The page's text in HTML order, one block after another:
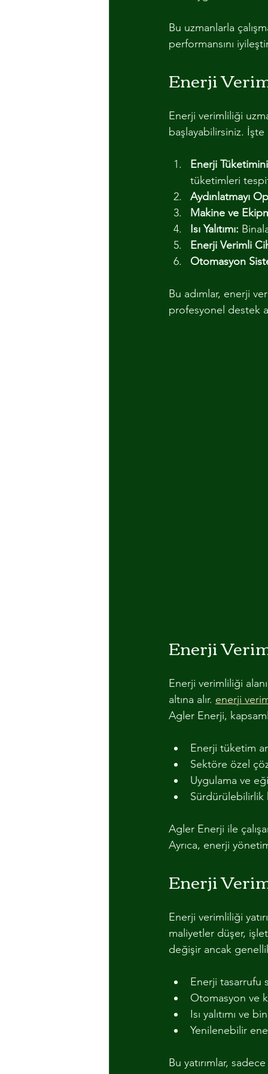
Bu uzmanlarla
performansını
Enerji
Enerji verimliliği
başlayabilirsiniz.
Enerji
tüketimleri
Aydınlatmayı
Makine ve
Isı Yalıtımı:
Enerji Verimli
Otomasyon
Bu adımlar, enerji
profesyonel destek
Enerji
Enerji verimliliği
altına alır. enerji
Agler Enerji,
Enerji tüketim
Sektöre özel
Uygulama ve
Sürdürülebilirlik
Agler Enerji ile
Ayrıca, enerji
Enerji
Enerji verimliliği
maliyetler düşer,
değişir ancak
Enerji tasarrufu
Otomasyon ve
Isı yalıtımı ve
Yenilenebilir
Bu yatırımlar,